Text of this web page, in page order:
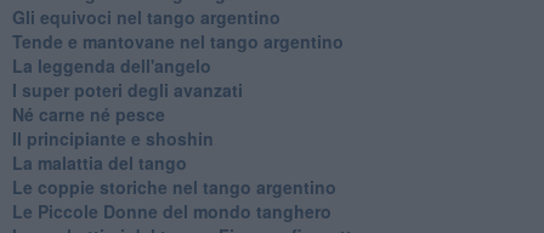
Gli equivoci nel tango argentino
Tende e mantovane nel tango argentino
La leggenda dell'angelo
I super poteri degli avanzati
​Né carne né pesce
Il principiante e shoshin
La malattia del tango
Le coppie storiche nel tango argentino
​Le Piccole Donne del mondo tanghero